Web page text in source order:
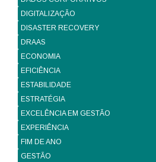
DIGITALIZAÇÃO
DISASTER RECOVERY
DRAAS
ECONOMIA
EFICIÊNCIA
ESTABILIDADE
ESTRATÉGIA
EXCELÊNCIA EM GESTÃO
EXPERIÊNCIA
FIM DE ANO
GESTÃO